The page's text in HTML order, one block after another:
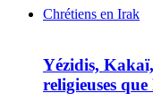
Chrétiens en Irak
Yézidis,
religieuses